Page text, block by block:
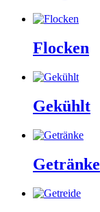
Flocken
Gekühlt
Getränke